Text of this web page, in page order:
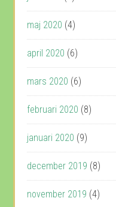
maj 2020 (4)
april 2020 (6)
mars 2020 (6)
februari 2020 (8)
januari 2020 (9)
december 2019 (8)
november 2019 (4)